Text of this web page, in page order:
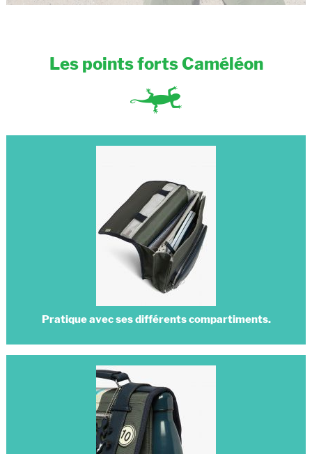
Les points forts Caméléon
Pratique avec ses différents compartiments.